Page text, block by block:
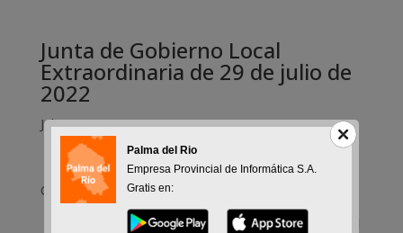
Junta de Gobierno Local
Extraordinaria de 29 de julio de
2022
Jul 28, 2022
Orden del Día:
1. Lectura y aprobación, si procede, del borrador del
Palma del Rio
Empresa Provincial de Informática S.A.
Gratis en: